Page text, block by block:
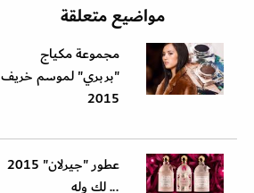
مواضيع متعلقة
مجموعة مكياج
"بربري" لموسم خريف
2015
عطور "جيرلان" 2015
... لك وله